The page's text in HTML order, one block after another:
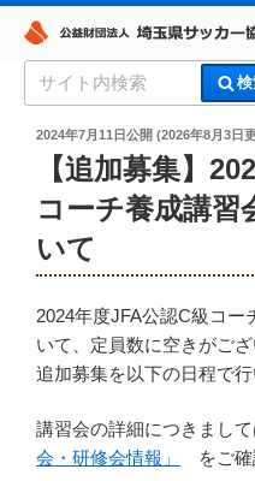
索:
埼玉県サッカー協
投
2024年7月11日公開 (2026年8月3日
【追加募集】
コーチ養成講
いて
2024年度JFA公認C級コ
いて、定員数に空きがござ
追加募集を以下の日程で行
講習会の詳細につきまし
会・研修会情報」
をご確